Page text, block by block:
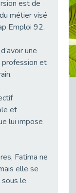
Le taux d’emploi direct dans la fonction publique dépasse 6 % en 2025
L'alternance : un tremplin vers l'emploi aussi pour les personnes en situation de handicap
ans
est de
métier visé
Emploi 92.
une
et
et
lui impose
Fatima ne
elle se
le